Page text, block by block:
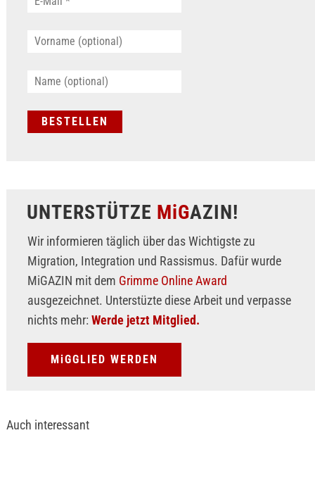
UNTERSTÜTZE MiGAZIN!
Wir informieren täglich über das Wichtigste zu
Migration, Integration und Rassismus. Dafür wurde
MiGAZIN mit dem Grimme Online Award
ausgezeichnet. Unterstüzte diese Arbeit und verpasse
nichts mehr: Werde jetzt Mitglied.
MiGGLIED WERDEN
Auch interessant